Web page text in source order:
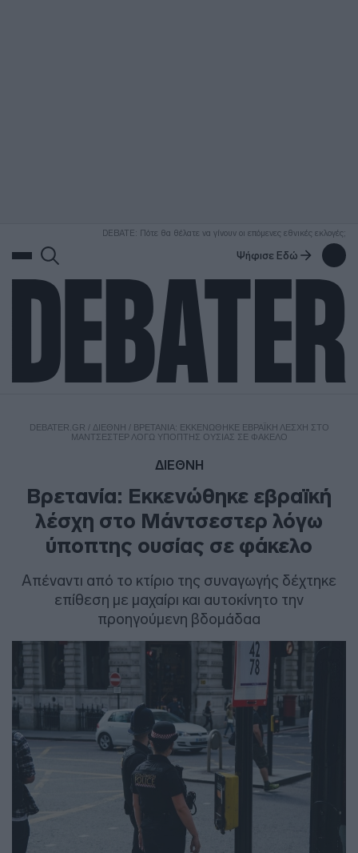
DEBATE: Πότε θα θέλατε να γίνουν οι επόμενες εθνικές εκλογές;
Ψήφισε Εδώ
DEBATER.GR / ΔΙΕΘΝΗ / ΒΡΕΤΑΝΊΑ: ΕΚΚΕΝΏΘΗΚΕ ΕΒΡΑΪΚΉ ΛΈΣΧΗ ΣΤΟ
ΜΆΝΤΣΕΣΤΕΡ ΛΌΓΩ ΎΠΟΠΤΗΣ ΟΥΣΊΑΣ ΣΕ ΦΆΚΕΛΟ
ΔΙΕΘΝΗ
Βρετανία: Εκκενώθηκε εβραϊκή
λέσχη στο Μάντσεστερ λόγω
ύποπτης ουσίας σε φάκελο
Απέναντι από το κτίριο της συναγωγής δέχτηκε
επίθεση με μαχαίρι και αυτοκίνητο την
προηγούμενη βδομάδαα